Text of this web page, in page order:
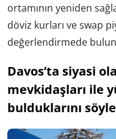
ortamının yeniden
döviz kurları ve swap
değerlendirmede
Davos’ta siyasi
mevkidaşları ile
bulduklarını